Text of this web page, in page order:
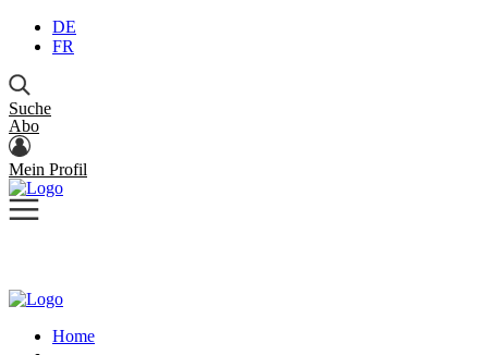
DE
FR
Suche
Abo
Mein Profil
Home